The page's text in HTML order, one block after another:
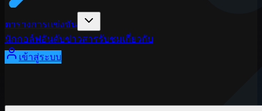
ตารางการแข่งขัน
นักกอล์ฟอันดับข่าวสารรับชมเกี่ยวกับ
เข้าสู่ระบบ